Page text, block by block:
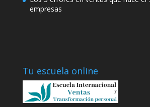
empresas
Tu escuela online